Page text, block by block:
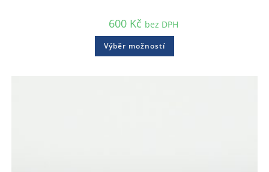
600 Kč bez DPH
Výběr možností